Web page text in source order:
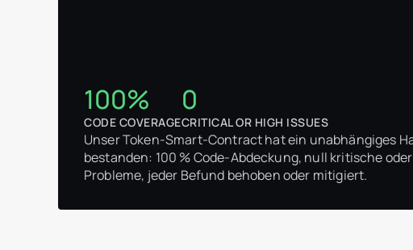
100%
CODE COVERAGE
0
CRITICAL OR HIGH ISSUES
Unser Token-Smart-Contract hat ein unabhängiges
bestanden: 100 % Code-Abdeckung, null kritische
Probleme, jeder Befund behoben oder mitigiert.